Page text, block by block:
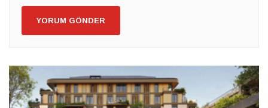
YORUM GÖNDER